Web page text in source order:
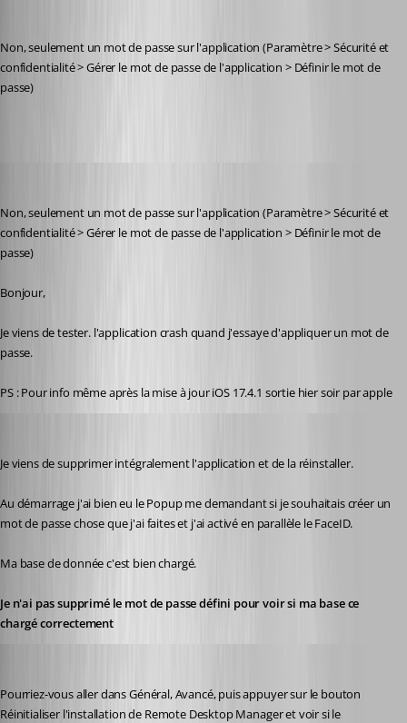
Non, seulement un mot de passe sur l'application (Paramètre > Sécurité et
confidentialité > Gérer le mot de passe de l'application > Définir le mot de
passe)
Non, seulement un mot de passe sur l'application (Paramètre > Sécurité et
confidentialité > Gérer le mot de passe de l'application > Définir le mot de
passe)
Bonjour,
Je viens de tester. l'application crash quand j'essaye d'appliquer un mot de
passe.
PS : Pour info même après la mise à jour iOS 17.4.1 sortie hier soir par apple
Je viens de supprimer intégralement l'application et de la réinstaller.
Au démarrage j'ai bien eu le Popup me demandant si je souhaitais créer un
mot de passe chose que j'ai faites et j'ai activé en parallèle le FaceID.
Ma base de donnée c'est bien chargé.
Je n'ai pas supprimé le mot de passe défini pour voir si ma base ce
chargé correctement
Pourriez-vous aller dans Général, Avancé, puis appuyer sur le bouton
Réinitialiser l'installation de Remote Desktop Manager et voir si le